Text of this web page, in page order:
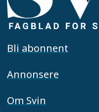
Bli abonnent
Annonsere
Om Svin